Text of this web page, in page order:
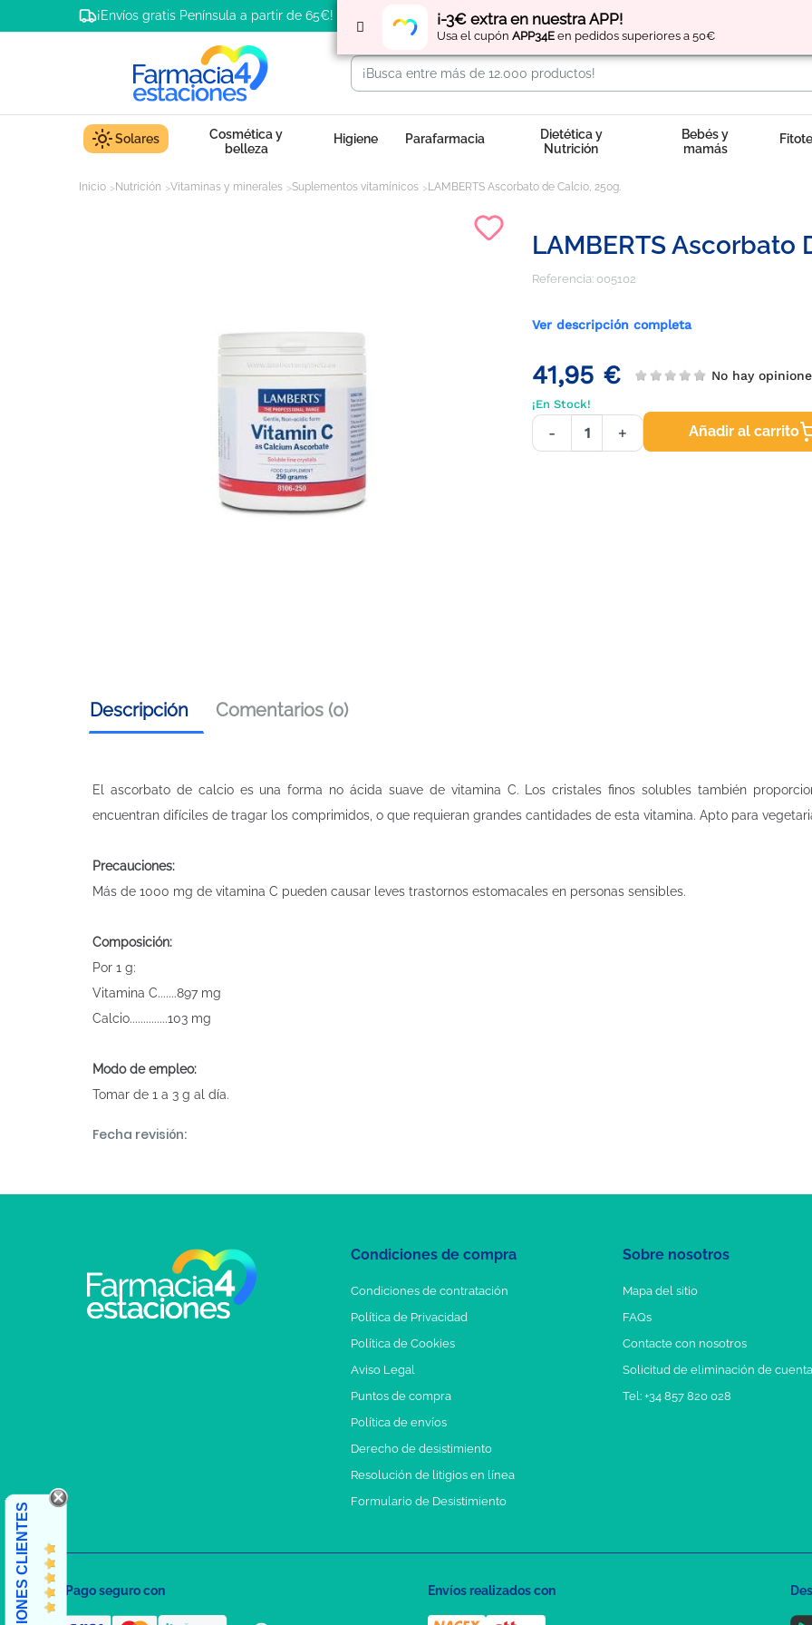
¡-3€ extra en nuestra APP!
Usa el cupón APP34E en pedidos superiores a 50€
¡Envíos gratis Península a partir de 65€! Regístratey obtén
Solares
Cosmética y
belleza
Higiene Parafarmacia
Dietética y
Nutrición
Bebés y
mamás
Inicio Nutrición Vitaminas y minerales Suplementos vitamínicos LAMBERTS Ascorbato de Calcio, 250g.
LAMBERTS Ascorbato
Referencia: 005102
Ver descripción completa
41,95 € No hay
¡En Stock!
- + Añadir al carrito
Descripción Comentarios (0)
El ascorbato de calcio es una forma no ácida suave de vitamina C. Los cristales finos solubles también
encuentran difíciles de tragar los comprimidos, o que requieran grandes cantidades de esta vitamina. Apto para
Precauciones:
Más de 1000 mg de vitamina C pueden causar leves trastornos estomacales en personas sensibles.
Composición:
Por 1 g:
Vitamina C.......897 mg
Calcio..............103 mg
Modo de empleo:
Tomar de 1 a 3 g al día.
Fecha revisión:
Condiciones de compra
Condiciones de contratación
Política de Privacidad
Política de Cookies
Aviso Legal
Puntos de compra
Política de envíos
Derecho de desistimiento
Resolución de litigios en línea
Formulario de Desistimiento
Sobre nosotros
Mapa del sitio
FAQs
Contacte con nosotros
Solicitud de eliminación de cuenta
Tel: +34 857 820 028
OPINIONES CLIENTES Pago seguro con Envíos realizados con